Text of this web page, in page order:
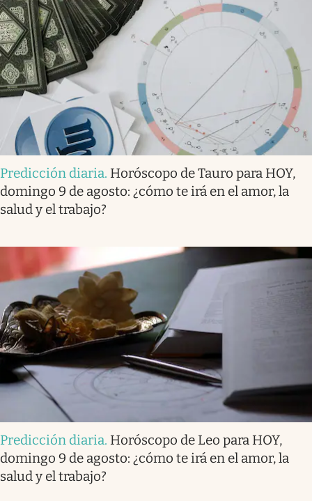
Predicción diaria. Horóscopo de Tauro para HOY,
domingo 9 de agosto: ¿cómo te irá en el amor, la
salud y el trabajo?
Predicción diaria. Horóscopo de Leo para HOY,
domingo 9 de agosto: ¿cómo te irá en el amor, la
salud y el trabajo?